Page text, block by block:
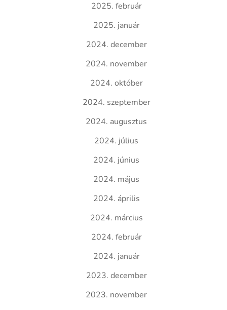
2025. február
2025. január
2024. december
2024. november
2024. október
2024. szeptember
2024. augusztus
2024. július
2024. június
2024. május
2024. április
2024. március
2024. február
2024. január
2023. december
2023. november